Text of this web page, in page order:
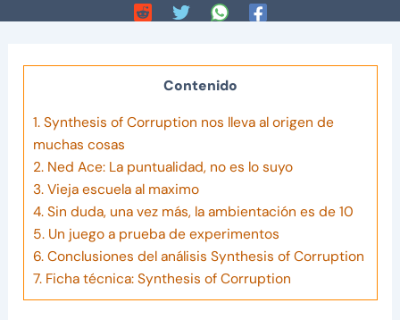
Contenido
1.Synthesis of Corruption nos lleva al origen de
muchas cosas
2.Ned Ace: La puntualidad, no es lo suyo
3.Vieja escuela al maximo
4.Sin duda, una vez más, la ambientación es de 10
5.Un juego a prueba de experimentos
6.Conclusiones del análisis Synthesis of Corruption
7.Ficha técnica: Synthesis of Corruption